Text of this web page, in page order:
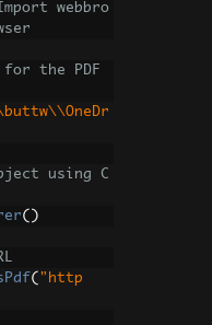
webbro
the PDF
using C
()
( "http